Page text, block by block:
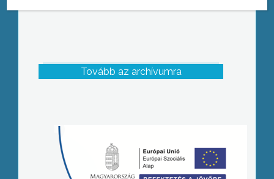
Tovább az archívumra